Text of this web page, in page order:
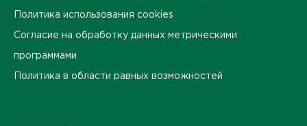
Политика использования cookies
Согласие на обработку данных метрическими
программами
Политика в области равных возможностей